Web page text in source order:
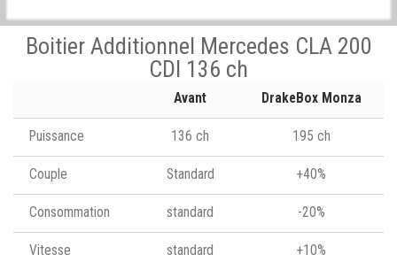
Boitier Additionnel Mercedes CLA 200
CDI 136 ch
Avant DrakeBox Monza
Puissance 136 ch 195 ch
Couple Standard +40%
Consommation standard -20%
Vitesse standard +10%